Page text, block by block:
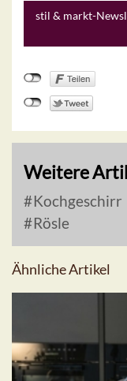
stil & markt-
Weitere
Kochgeschirr
Rösle
Ähnliche Artikel